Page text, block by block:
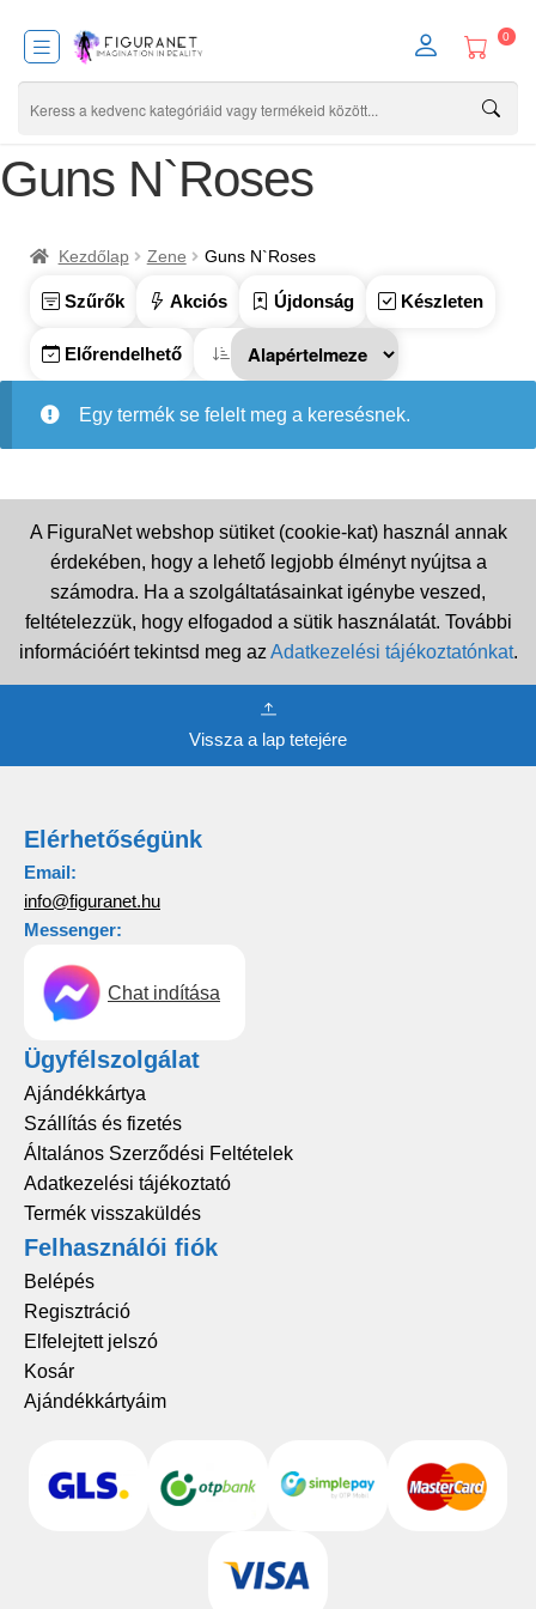
0
Guns N`Roses
Kezdőlap Zene Guns N`Roses
Szűrők Akciós Újdonság Készleten
Előrendelhető
Egy termék se felelt meg a keresésnek.
A FiguraNet webshop sütiket (cookie-kat) használ annak
érdekében, hogy a lehető legjobb élményt nyújtsa a
számodra. Ha a szolgáltatásainkat igénybe veszed,
feltételezzük, hogy elfogadod a sütik használatát. További
információért tekintsd meg az Adatkezelési tájékoztatónkat.
Vissza a lap tetejére
Elérhetőségünk
Email:
info@figuranet.hu
Messenger:
Chat indítása
Ügyfélszolgálat
Ajándékkártya
Szállítás és fizetés
Általános Szerződési Feltételek
Adatkezelési tájékoztató
Termék visszaküldés
Felhasználói fiók
Belépés
Regisztráció
Elfelejtett jelszó
Kosár
Ajándékkártyáim